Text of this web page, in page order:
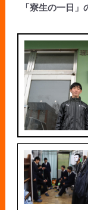
「寮生の一日